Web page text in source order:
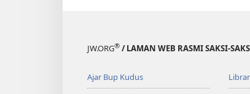
JW.ORG® / LAMAN WEB RASMI SAKSI-
Ajar Bup Kudus